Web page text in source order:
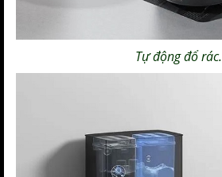
Tự động đổ rác.